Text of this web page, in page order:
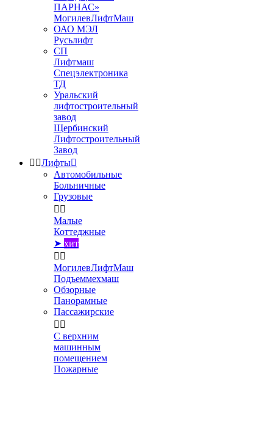
ПАРНАС»
МогилевЛифтМаш
ОАО МЭЛ
Русьлифт
СП
Лифтмаш
Спецэлектроника
ТД
Уральский
лифтостроительный
завод
Щербинский
Лифтостроительный
Завод
 Лифты
Автомобильные
Больничные
Грузовые
 
Малые
Коттеджные
➤ хит
 
МогилевЛифтМаш
Подъеммехмаш
Обзорные
Панорамные
Пассажирские
 
С верхним
машинным
помещением
Пожарные